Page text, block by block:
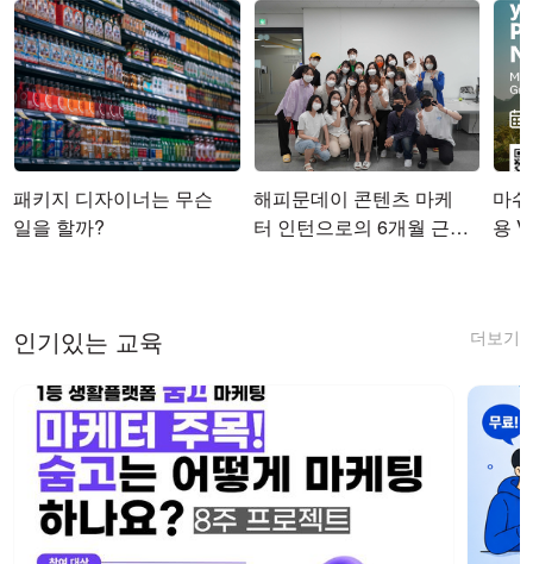
패키지 디자이너는 무슨
일을 할까?
해피문데이 콘텐츠 마케
터 인턴으로의 6개월 근무
마쉬
용
더보기
인기있는 교육